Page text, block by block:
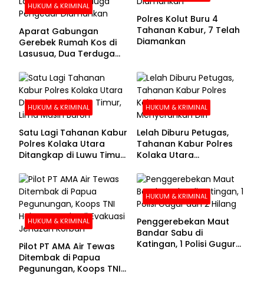
HUKUM & KRIMINAL
Aparat Gabungan
Gerebek Rumah Kos di
Lasusua, Dua Terduga
Polres Kolut Buru 4
Tahanan Kabur, 7 Telah
Diamankan
HUKUM & KRIMINAL
Satu Lagi Tahanan Kabur
Polres Kolaka Utara
Ditangkap di Luwu Timur,
HUKUM & KRIMINAL
Lelah Diburu Petugas,
Tahanan Kabur Polres
Kolaka Utara
HUKUM & KRIMINAL
Pilot PT AMA Air Tewas
Ditembak di Papua
Pegunungan, Koops TNI
HUKUM & KRIMINAL
Penggerebekan Maut
Bandar Sabu di
Katingan, 1 Polisi Gugur